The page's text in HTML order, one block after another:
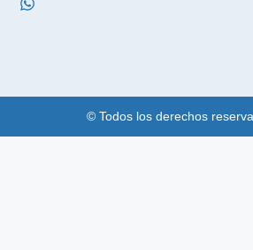
© Todos los derechos